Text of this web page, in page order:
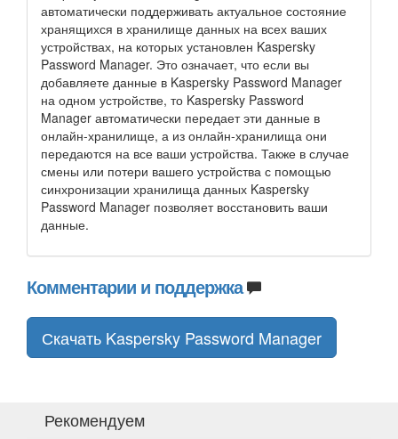
автоматически поддерживать актуальное состояние
хранящихся в хранилище данных на всех ваших
устройствах, на которых установлен Kaspersky
Password Manager. Это означает, что если вы
добавляете данные в Kaspersky Password Manager
на одном устройстве, то Kaspersky Password
Manager автоматически передает эти данные в
онлайн-хранилище, а из онлайн-хранилища они
передаются на все ваши устройства. Также в случае
смены или потери вашего устройства с помощью
синхронизации хранилища данных Kaspersky
Password Manager позволяет восстановить ваши
данные.
Комментарии и поддержка
Скачать Kaspersky Password Manager
Рекомендуем